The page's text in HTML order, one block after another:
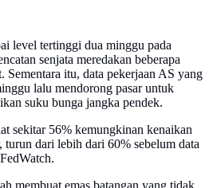
level tertinggi dua minggu pada
senjata meredakan beberapa
Sementara itu, data pekerjaan AS yang
lalu mendorong pasar untuk
suku bunga jangka pendek.
sekitar 56% kemungkinan kenaikan
turun dari lebih dari 60% sebelum data
membuat emas batangan yang tidak